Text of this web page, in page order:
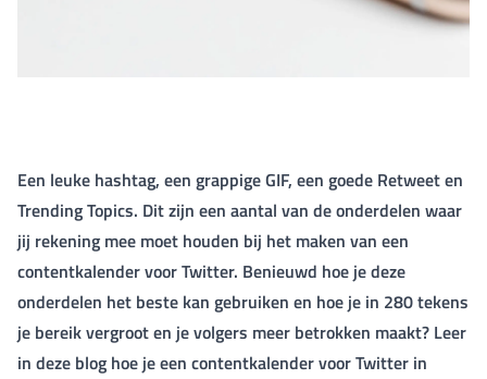
Een leuke hashtag, een grappige GIF, een goede Retweet en
Trending Topics. Dit zijn een aantal van de onderdelen waar
jij rekening mee moet houden bij het maken van een
contentkalender voor Twitter. Benieuwd hoe je deze
onderdelen het beste kan gebruiken en hoe je in 280 tekens
je bereik vergroot en je volgers meer betrokken maakt? Leer
in deze blog hoe je een contentkalender voor Twitter in